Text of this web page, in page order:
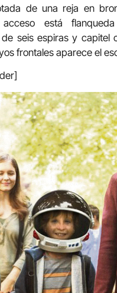
de una reja en
está
de seis espiras y capitel
frontales aparece el